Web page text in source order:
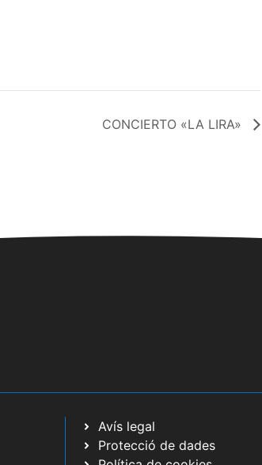
CONCIERTO «LA LIRA»
Avís legal
Protecció de dades